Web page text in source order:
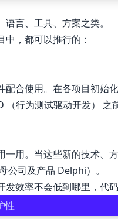
言、工具、方案之类。
，都可以推行的：
合使用。在各项目初始
行为测试驱动开发）
用。当这些新的技术、
公司及产品 Delphi）。
效率不会低到哪里，代码
性